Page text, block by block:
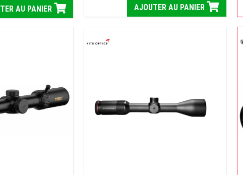
AU PANIER AJOUTER AU PANIER